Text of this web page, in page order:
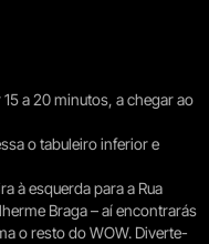
a 20 minutos, a chegar ao
o tabuleiro inferior e
à esquerda para a Rua
Braga – aí encontrarás
o resto do WOW. Diverte-